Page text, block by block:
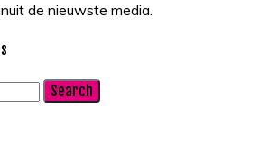
de nieuwste media.
Search